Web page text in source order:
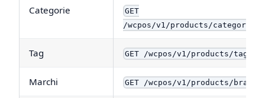
Categorie
GET
/wcpos/v1/products/categories
Tag GET /wcpos/v1/products/tags
Marchi GET /wcpos/v1/products/brands